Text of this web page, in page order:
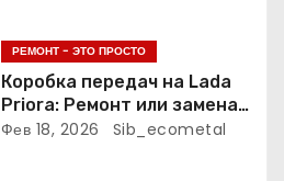
РЕМОНТ - ЭТО ПРОСТО
Коробка передач на Lada
Priora: Ремонт или замена?
Подробное руководство
Фев 18, 2026 Sib_ecometal